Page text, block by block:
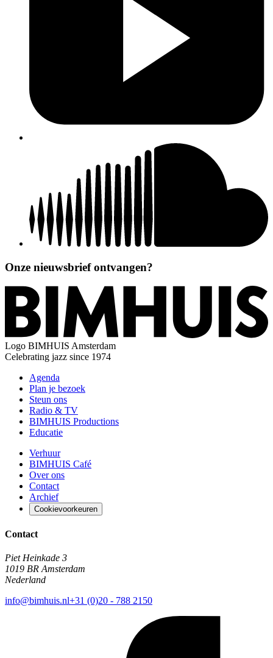
Onze nieuwsbrief ontvangen?
Logo BIMHUIS Amsterdam
Celebrating jazz since 1974
Agenda
Plan je bezoek
Steun ons
Radio & TV
BIMHUIS Productions
Educatie
Verhuur
BIMHUIS Café
Over ons
Contact
Archief
Cookievoorkeuren
Contact
Piet Heinkade 3
1019 BR Amsterdam
Nederland
info@bimhuis.nl+31 (0)20 - 788 2150